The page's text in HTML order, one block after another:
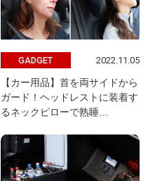
GADGET 2022.11.05
【カー用品】首を両サイドから
ガード！ヘッドレストに装着す
るネックピローで熟睡…